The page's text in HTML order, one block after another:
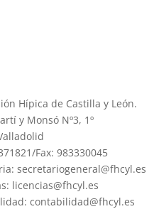
Hípica de Castilla y León.
y Monsó Nº3, 1º
Fax: 983330045
secretariogeneral@fhcyl.es
licencias@fhcyl.es
contabilidad@fhcyl.es